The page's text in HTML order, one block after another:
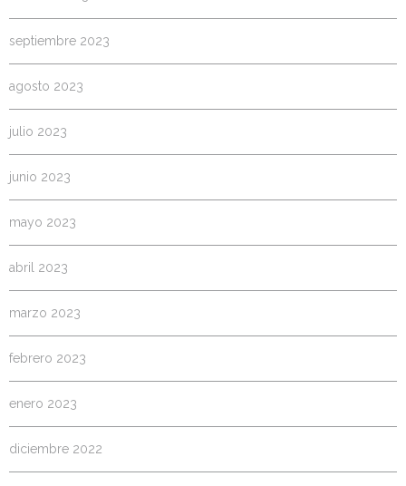
septiembre 2023
agosto 2023
julio 2023
junio 2023
mayo 2023
abril 2023
marzo 2023
febrero 2023
enero 2023
diciembre 2022